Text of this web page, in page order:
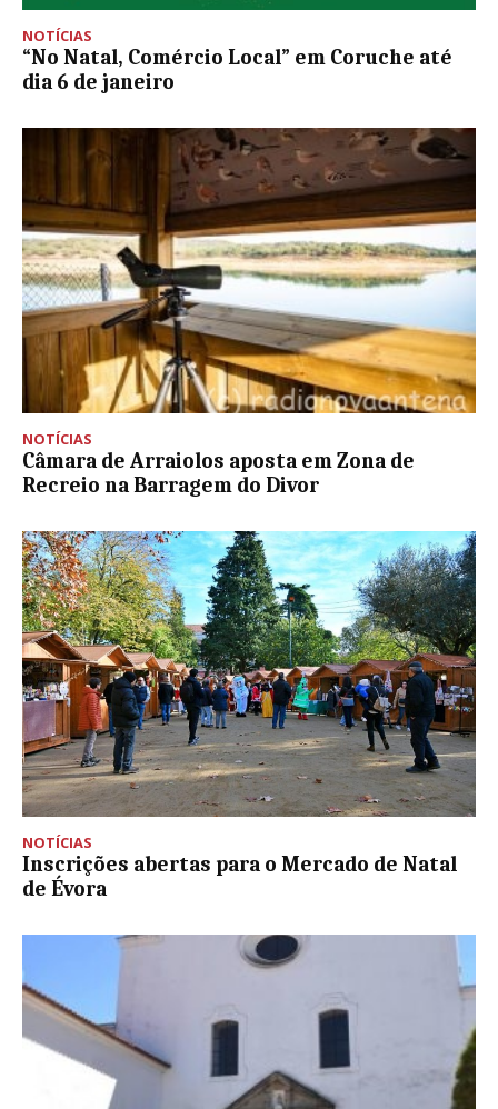
NOTÍCIAS
“No Natal, Comércio Local” em Coruche até
dia 6 de janeiro
NOTÍCIAS
Câmara de Arraiolos aposta em Zona de
Recreio na Barragem do Divor
NOTÍCIAS
Inscrições abertas para o Mercado de Natal
de Évora